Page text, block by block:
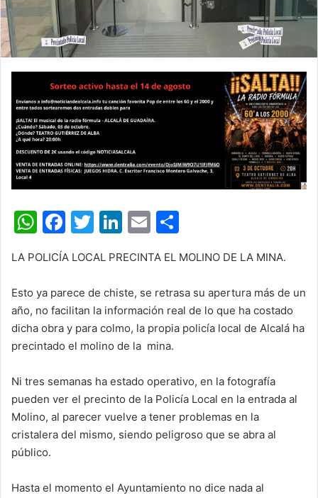
W
at
s
A
p
p
F
c
e
b
o
o
k
T
itt
er
Li
k
e
dI
n
E
ai
l
m
p
ar
tir
LA POLICÍA LOCAL PRECINTA EL MOLINO DE LA MINA.
Esto ya parece de chiste, se retrasa su apertura más de un
año, no facilitan la información real de lo que ha costado
dicha obra y para colmo, la propia policía local de Alcalá ha
precintado el molino de la mina.
Ni tres semanas ha estado operativo, en la fotografía
pueden ver el precinto de la Policía Local en la entrada al
Molino, al parecer vuelve a tener problemas en la
cristalera del mismo, siendo peligroso que se abra al
público.
Hasta el momento el Ayuntamiento no dice nada al